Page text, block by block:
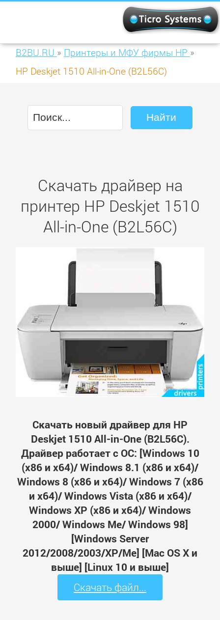
B2BU.RU » Принтеры и МФУ фирмы HP »
HP Deskjet 1510 All-in-One (B2L56C)
Скачать драйвер на
принтер HP Deskjet 1510
All-in-One (B2L56C)
Скачать новый драйвер для HP
Deskjet 1510 All-in-One (B2L56C).
Драйвер работает с ОС: [Windows 10
(x86 и x64)/ Windows 8.1 (x86 и x64)/
Windows 8 (x86 и x64)/ Windows 7 (x86
и x64)/ Windows Vista (x86 и x64)/
Windows XP (x86 и x64)/ Windows
2000/ Windows Me/ Windows 98]
[Windows Server
2012/2008/2003/XP/Me] [Mac OS X и
выше] [Linux 10 и выше]
Скачать файл...